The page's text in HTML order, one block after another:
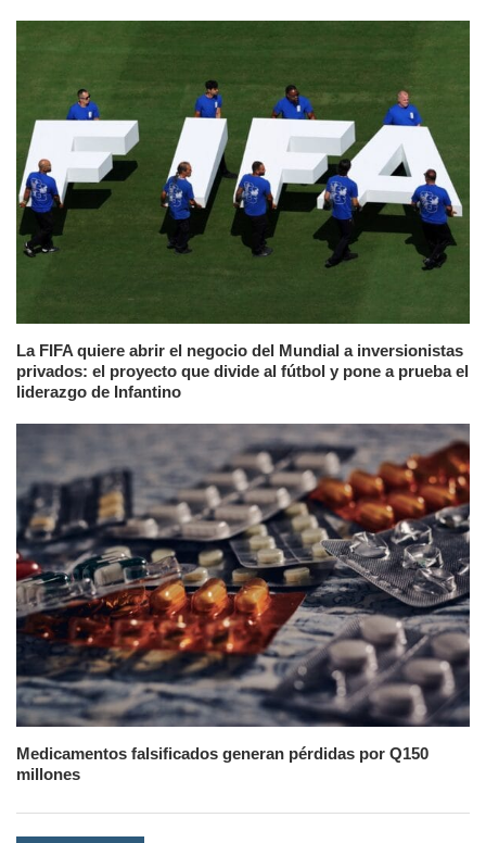
La FIFA quiere abrir el negocio del Mundial a inversionistas
privados: el proyecto que divide al fútbol y pone a prueba el
liderazgo de Infantino
Medicamentos falsificados generan pérdidas por Q150
millones